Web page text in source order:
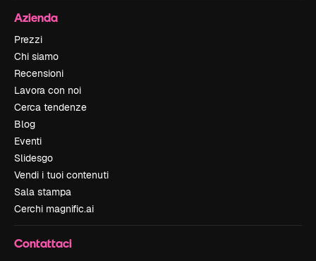
Azienda
Prezzi
Chi siamo
Recensioni
Lavora con noi
Cerca tendenze
Blog
Eventi
Slidesgo
Vendi i tuoi contenuti
Sala stampa
Cerchi magnific.ai
Contattaci